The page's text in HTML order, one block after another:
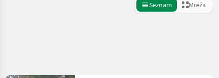
Seznam Mreža